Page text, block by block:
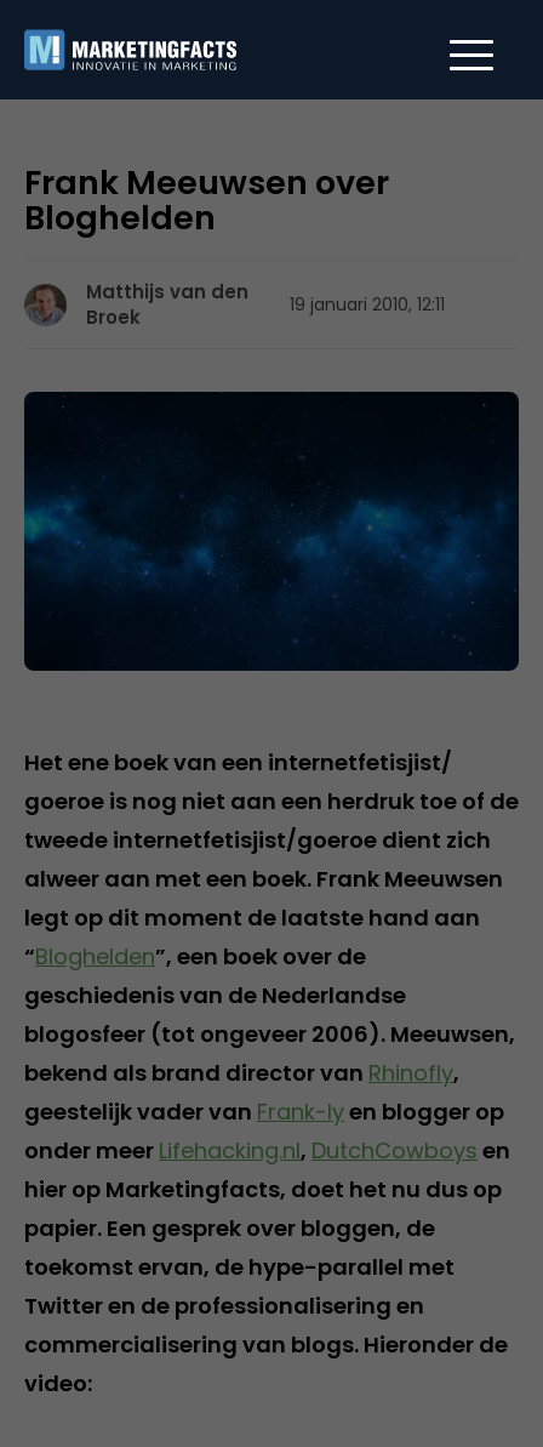
Frank Meeuwsen over
Bloghelden
Matthijs van den
Broek
19 januari 2010, 12:11
Het ene boek van een internetfetisjist/
goeroe is nog niet aan een herdruk toe of de
tweede internetfetisjist/goeroe dient zich
alweer aan met een boek. Frank Meeuwsen
legt op dit moment de laatste hand aan
“Bloghelden”, een boek over de
geschiedenis van de Nederlandse
blogosfeer (tot ongeveer 2006). Meeuwsen,
bekend als brand director van Rhinofly,
geestelijk vader van Frank-lyen blogger op
onder meer Lifehacking.nl, DutchCowboys en
hier op Marketingfacts, doet het nu dus op
papier. Een gesprek over bloggen, de
toekomst ervan, de hype-parallel met
Twitter en de professionalisering en
commercialisering van blogs. Hieronder de
video: